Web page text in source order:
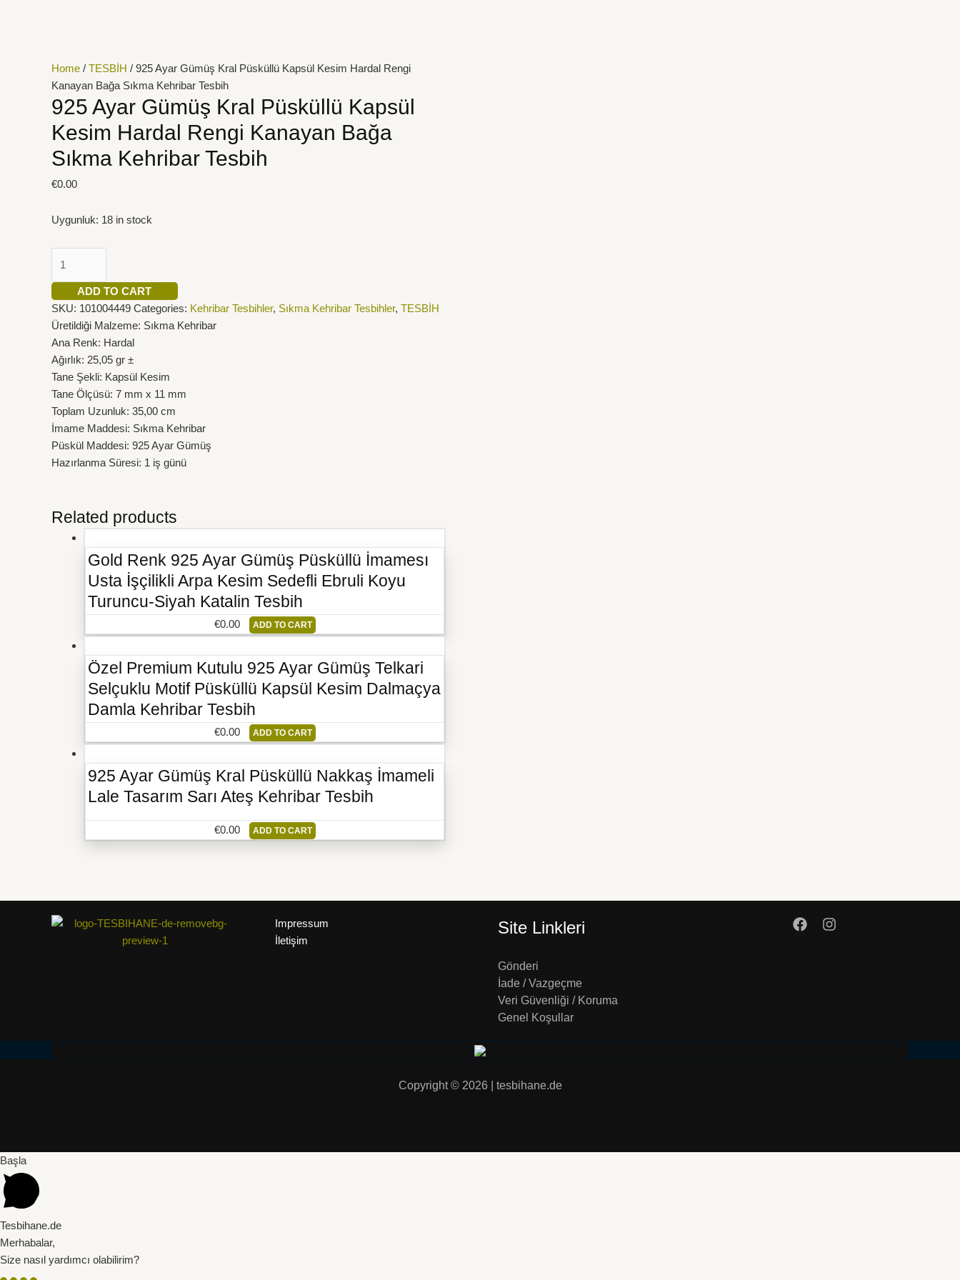
Home / TESBİH / 925 Ayar Gümüş Kral Püsküllü Kapsül Kesim Hardal Rengi
Kanayan Bağa Sıkma Kehribar Tesbih
925 Ayar Gümüş Kral Püsküllü Kapsül
Kesim Hardal Rengi Kanayan Bağa
Sıkma Kehribar Tesbih
€0.00
Uygunluk: 18 in stock
Püsküllü
Kapsül
Kesim
Hardal
Kanayan
Bağa
Kehribar
quantity
ADD TO CART
SKU: 101004449 Categories: Kehribar Tesbihler, Sıkma Kehribar Tesbihler, TESBİH
Üretildiği Malzeme: Sıkma Kehribar
Ana Renk: Hardal
Ağırlık: 25,05 gr ±
Tane Şekli: Kapsül Kesim
Tane Ölçüsü: 7 mm x 11 mm
Toplam Uzunluk: 35,00 cm
İmame Maddesi: Sıkma Kehribar
Püskül Maddesi: 925 Ayar Gümüş
Hazırlanma Süresi: 1 iş günü
Related products
Gold Renk 925 Ayar Gümüş Püsküllü İmamesı
Usta İşçilikli Arpa Kesim Sedefli Ebruli Koyu
Turuncu-Siyah Katalin Tesbih
€0.00 ADD TO CART
Özel Premium Kutulu 925 Ayar Gümüş Telkari
Selçuklu Motif Püsküllü Kapsül Kesim Dalmaçya
Damla Kehribar Tesbih
€0.00 ADD TO CART
925 Ayar Gümüş Kral Püsküllü Nakkaş İmameli
Lale Tasarım Sarı Ateş Kehribar Tesbih
€0.00 ADD TO CART
Impressum
İletişim
Site Linkleri
Gönderi
İade / Vazgeçme
Veri Güvenliği / Koruma
Genel Koşullar
Copyright © 2026 | tesbihane.de
Başla
Tesbihane.de
Merhabalar,
Size nasıl yardımcı olabilirim?